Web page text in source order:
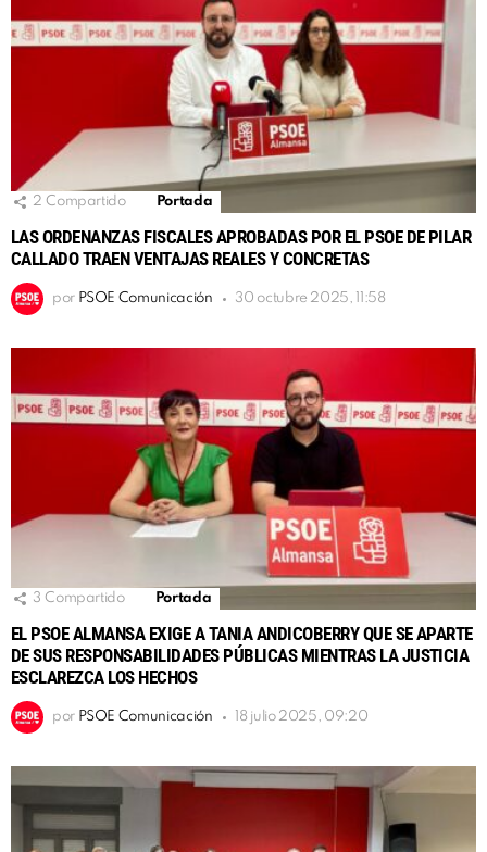
2 Compartido Portada
LAS ORDENANZAS FISCALES APROBADAS POR EL PSOE DE PILAR
CALLADO TRAEN VENTAJAS REALES Y CONCRETAS
por PSOE Comunicación 30 octubre 2025, 11:58
3 Compartido Portada
EL PSOE ALMANSA EXIGE A TANIA ANDICOBERRY QUE SE APARTE
DE SUS RESPONSABILIDADES PÚBLICAS MIENTRAS LA JUSTICIA
ESCLAREZCA LOS HECHOS
por PSOE Comunicación 18 julio 2025, 09:20